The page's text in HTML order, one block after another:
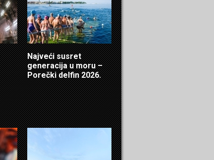
Najveći susret
generacija u moru –
Porečki delfin 2026.